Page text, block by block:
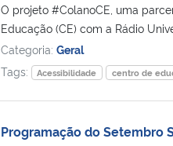
O projeto #ColanoCE, uma
Educação (CE) com a Rádio
Categoria: Geral
Tags:
Acessibilidade centro de
Programação do Setembro